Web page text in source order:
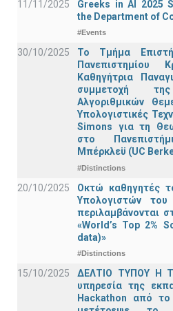
11/11/2025
Greeks in AI 2025
the Department of
#Events
30/10/2025
Το Τμήμα
Πανεπιστημίου
Καθηγήτρια
συμμετοχή
Αλγοριθμικών
Υπολογιστικές
Simons για τη
στο
Μπέρκλεϋ (UC
#Distinctions
20/10/2025
Οκτώ καθηγητές
Υπολογιστών του
περιλαμβάνονται
«World’s Top 2%
data)»
#Distinctions
15/10/2025
ΔΕΛΤΙΟ ΤΥΠΟΥ H
υπηρεσία της
Hackathon από